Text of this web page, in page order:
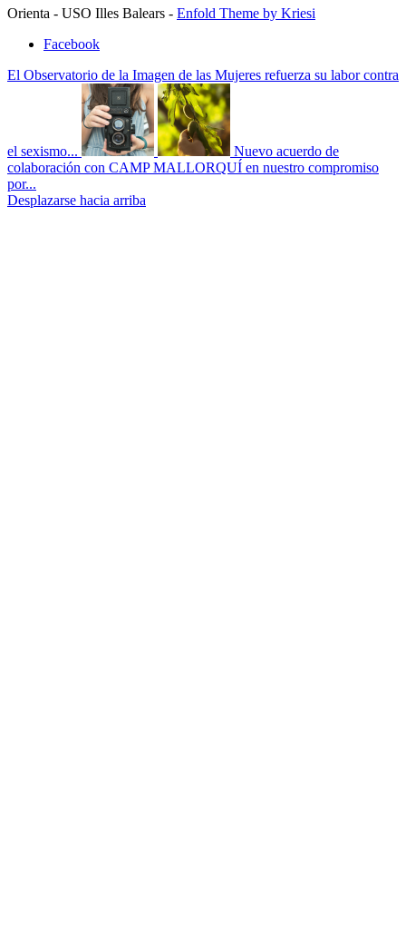
Orienta - USO Illes Balears - Enfold Theme by Kriesi
Facebook
El Observatorio de la Imagen de las Mujeres refuerza su labor contra
el sexismo...
Nuevo acuerdo de
colaboración con CAMP MALLORQUÍ en nuestro compromiso
por...
Desplazarse hacia arriba